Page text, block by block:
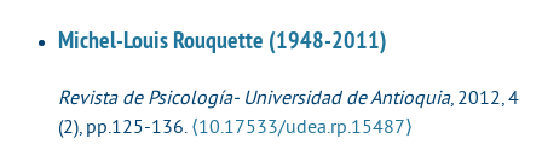
Michel-Louis Rouquette (1948-2011)
Revista de Psicología- Universidad de Antioquia, 2012, 4
(2), pp.125-136. ⟨10.17533/udea.rp.15487⟩